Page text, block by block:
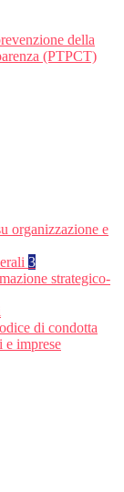
della
(PTPCT)
organizzazione e
3
strategico-
di condotta
imprese